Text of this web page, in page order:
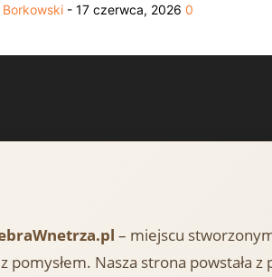
- 17 czerwca, 2026 0
– miejscu
pomysłem. Nasza strona powstała